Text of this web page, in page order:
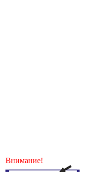
Внимание!